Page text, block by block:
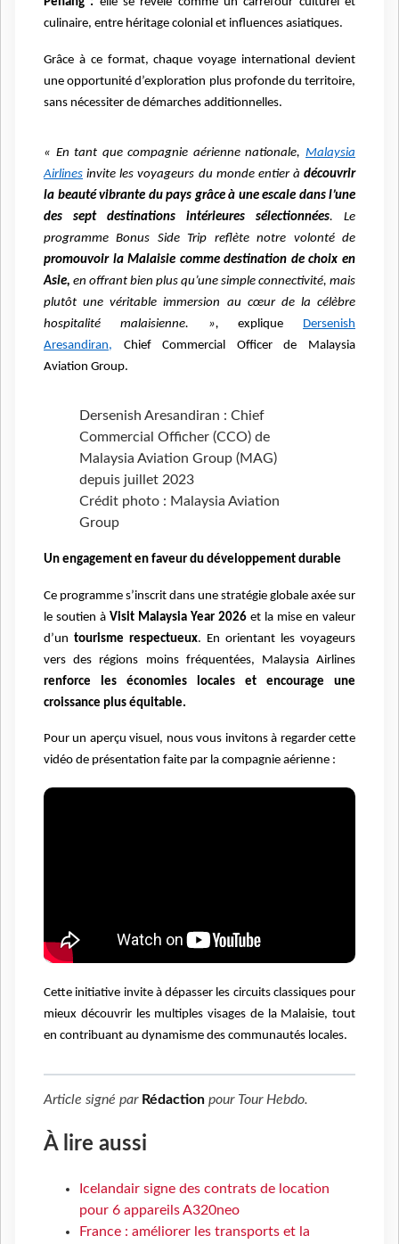
culinaire, entre héritage colonial et influences asiatiques.
Grâce à ce format, chaque voyage international devient
une opportunité d’exploration plus profonde du territoire,
sans nécessiter de démarches additionnelles.
« En tant que compagnie aérienne nationale, Malaysia
Airlines invite les voyageurs du monde entier à découvrir
la beauté vibrante du pays grâce à une escale dans l’une
des sept destinations intérieures sélectionnées. Le
programme Bonus Side Trip reflète notre volonté de
promouvoir la Malaisie comme destination de choix en
Asie, en offrant bien plus qu’une simple connectivité, mais
plutôt une véritable immersion au cœur de la célèbre
hospitalité malaisienne. », explique Dersenish
Aresandiran, Chief Commercial Officer de Malaysia
Aviation Group.
Dersenish Aresandiran : Chief
Commercial Officher (CCO) de
Malaysia Aviation Group (MAG)
depuis juillet 2023
Crédit photo : Malaysia Aviation
Group
Un engagement en faveur du développement durable
Ce programme s’inscrit dans une stratégie globale axée sur
le soutien à Visit Malaysia Year 2026 et la mise en valeur
d’un tourisme respectueux. En orientant les voyageurs
vers des régions moins fréquentées, Malaysia Airlines
renforce les économies locales et encourage une
croissance plus équitable.
Pour un aperçu visuel, nous vous invitons à regarder cette
vidéo de présentation faite par la compagnie aérienne :
Cette initiative invite à dépasser les circuits classiques pour
mieux découvrir les multiples visages de la Malaisie, tout
en contribuant au dynamisme des communautés locales.
Article signé par Rédaction pour Tour Hebdo.
À lire aussi
Icelandair signe des contrats de location
pour 6 appareils A320neo
France : améliorer les transports et la